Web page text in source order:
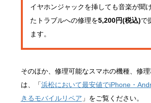
イヤホンジャックを挿しても音楽が聞
たトラブルへの修理を5,200円(税込)で
ます。
そのほか、修理可能なスマホの機種、修
は、「浜松において最安値でiPhone・
きるモバイルリペア 」をご覧ください。